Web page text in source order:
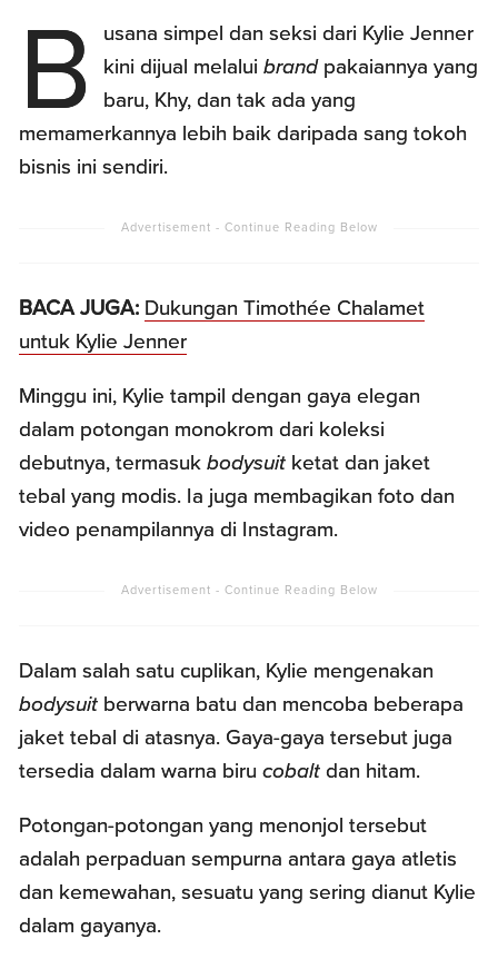
B
usana simpel dan seksi dari Kylie Jenner
kini dijual melaluibrandpakaiannya yang
baru, Khy, dan tak ada yang
memamerkannya lebih baik daripada sang tokoh
bisnis ini sendiri.
BACA JUGA: Dukungan Timothée Chalamet
untuk Kylie Jenner
Minggu ini, Kylie tampil dengan gaya elegan
dalam potongan monokrom dari koleksi
debutnya, termasukbodysuit ketat dan jaket
tebal yang modis. Ia juga membagikan foto dan
video penampilannya di Instagram.
Dalam salah satu cuplikan, Kylie mengenakan
bodysuit berwarna batu dan mencoba beberapa
jaket tebal di atasnya. Gaya-gaya tersebut juga
tersedia dalam warna birucobalt dan hitam.
Potongan-potongan yang menonjol tersebut
adalah perpaduan sempurna antara gaya atletis
dan kemewahan, sesuatu yang sering dianut Kylie
dalam gayanya.